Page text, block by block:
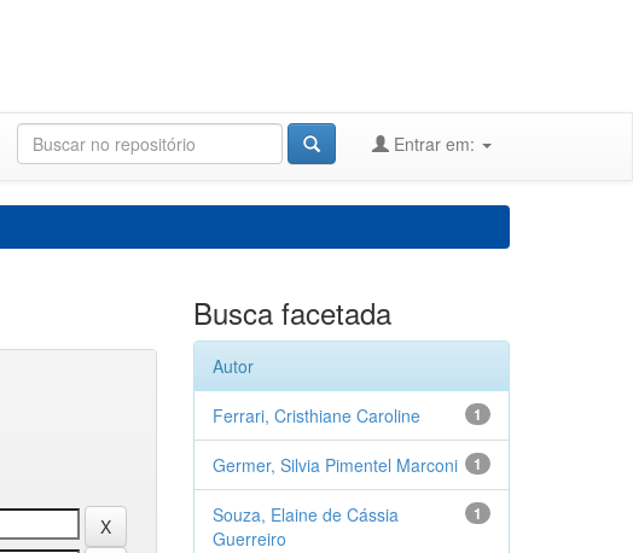
Entrar em:
Busca facetada
Autor
1
Ferrari, Cristhiane Caroline
1
Germer, Silvia Pimentel Marconi
1
Souza, Elaine de Cássia
Guerreiro